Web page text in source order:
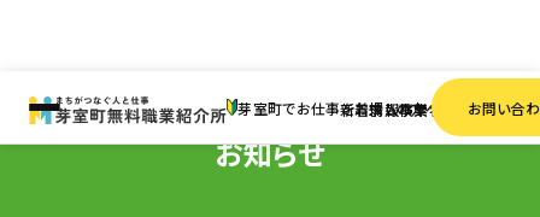
芽室町でお仕事をお探しの方へ
新着情報求人検索事業者一覧お問い合
お知らせ